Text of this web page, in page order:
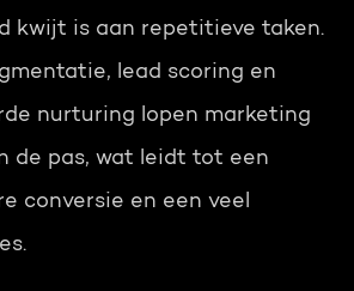
kwijt is aan repetitieve taken.
lead scoring en
nurturing lopen marketing
de pas, wat leidt tot een
conversie en een veel